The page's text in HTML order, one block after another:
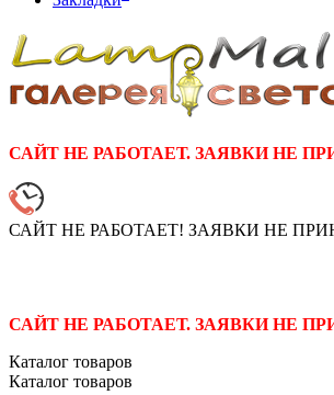
САЙТ НЕ РАБОТАЕТ. ЗАЯВКИ НЕ
САЙТ НЕ РАБОТАЕТ! ЗАЯВКИ НЕ
САЙТ НЕ РАБОТАЕТ. ЗАЯВКИ НЕ
Каталог товаров
Каталог товаров